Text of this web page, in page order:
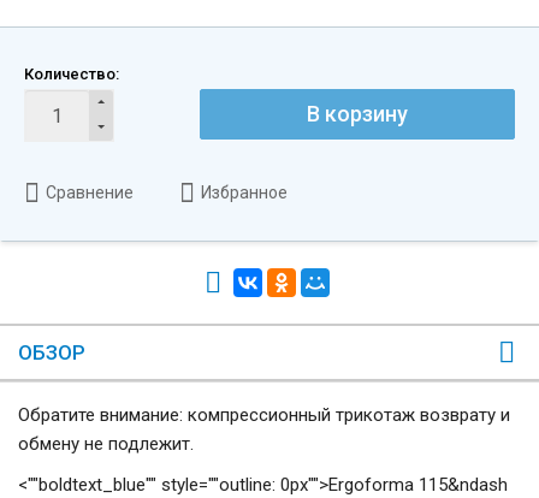
Количество:
В корзину
Сравнение Избранное
ОБЗОР
Обратите внимание: компрессионный трикотаж возврату и
обмену не подлежит.
<""boldtext_blue"" style=""outline: 0px"">Ergoforma 115&ndash